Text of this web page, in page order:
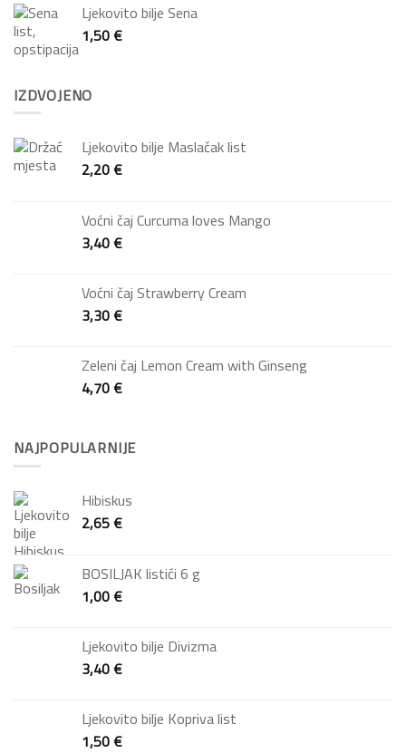
Ljekovito bilje Sena
1,50€
IZDVOJENO
Ljekovito bilje Maslačak list
2,20€
Voćni čaj Curcuma loves Mango
3,40€
Voćni čaj Strawberry Cream
3,30€
Zeleni čaj Lemon Cream with Ginseng
4,70€
NAJPOPULARNIJE
Hibiskus
2,65€
BOSILJAK listići 6 g
1,00€
Ljekovito bilje Divizma
3,40€
Ljekovito bilje Kopriva list
1,50€